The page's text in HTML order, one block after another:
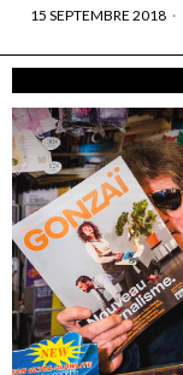
15 SEPTEMBRE 2018